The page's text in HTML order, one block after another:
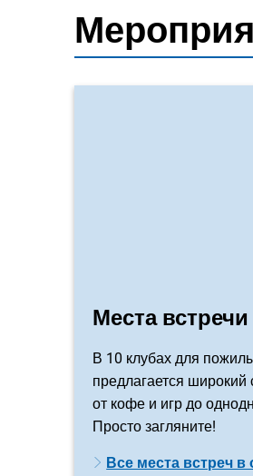
Места встречи
В 10 клубах для
предлагается широкий
от кофе и игр до
Просто загляните!
Все места встреч